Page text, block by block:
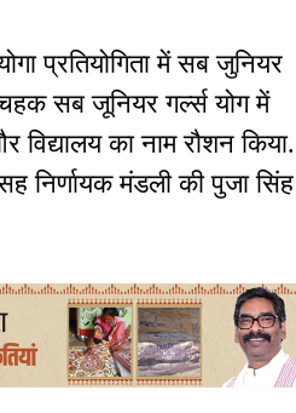
प्रतियोगिता में सब जुनियर
सब जूनियर गर्ल्स योग में
विद्यालय का नाम रौशन किया.
निर्णायक मंडली की पुजा सिंह